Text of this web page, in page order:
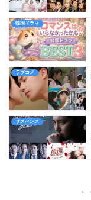
韓国ドラマ
ラブコメ
サスペンス